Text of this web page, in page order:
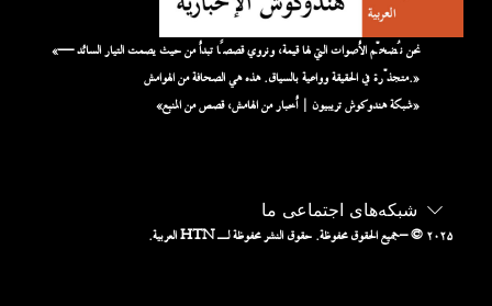
شبکه‌های اجتماعی ما
– © ۲۰۲۵جميع الحقوق محفوظة. حقوق النشر محفوظة لـ HTN العربية.
«نحن نُضخّم الأصوات التي لها قيمة، ونروي قصصًا تبدأ من حيث يصمت التيار السائد —
متجذّرة في الحقيقة وواعية بالسياق. هذه هي الصحافة من الهوامش.»
«شبكة هندوكوش تريبيون | أخبار من الهامش، قصص من المنبع»